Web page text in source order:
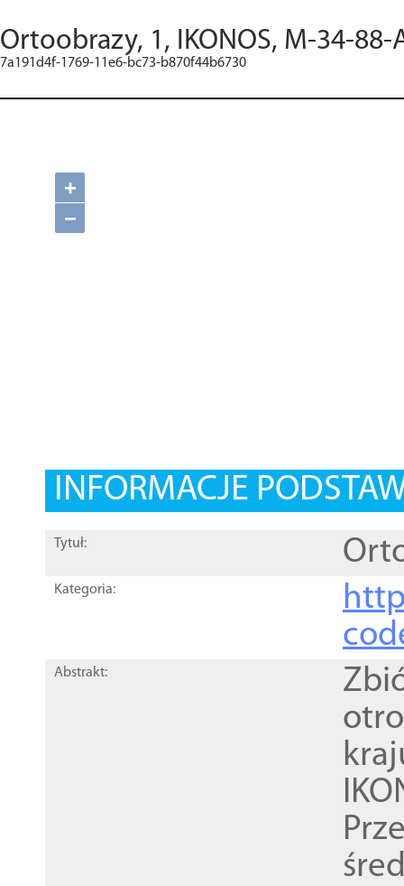
Ortoobrazy, 1, IKONOS, M-34-88-
7a191d4f-1769-11e6-bc73-b870f44b6730
+
−
INFORMACJE
Tytuł:
Kategoria:
Abstrakt: